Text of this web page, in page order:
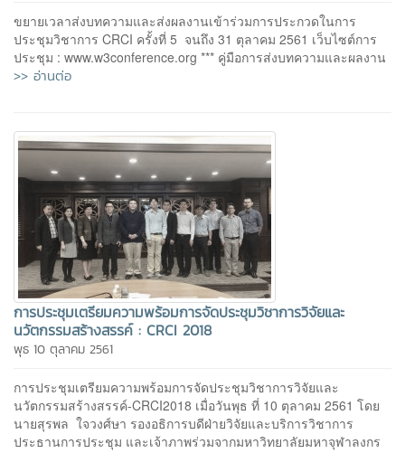
ขยายเวลาส่งบทความและส่งผลงานเข้าร่วมการประกวดในการ
ประชุมวิชาการ CRCI ครั้งที่ 5 จนถึง 31 ตุลาคม 2561 เว็บไซต์การ
ประชุม : www.w3conference.org *** คู่มือการส่งบทความและผลงาน
>> อ่านต่อ
การประชุมเตรียมความพร้อมการจัดประชุมวิชาการวิจัยและ
นวัตกรรมสร้างสรรค์ : CRCI 2018
พุธ 10 ตุลาคม 2561
การประชุมเตรียมความพร้อมการจัดประชุมวิชาการวิจัยและ
นวัตกรรมสร้างสรรค์-CRCI2018 เมื่อวันพุธ ที่ 10 ตุลาคม 2561 โดย
นายสุรพล ใจวงศ์ษา รองอธิการบดีฝ่ายวิจัยและบริการวิชาการ
ประธานการประชุม และเจ้าภาพร่วมจากมหาวิทยาลัยมหาจุฬาลงกร